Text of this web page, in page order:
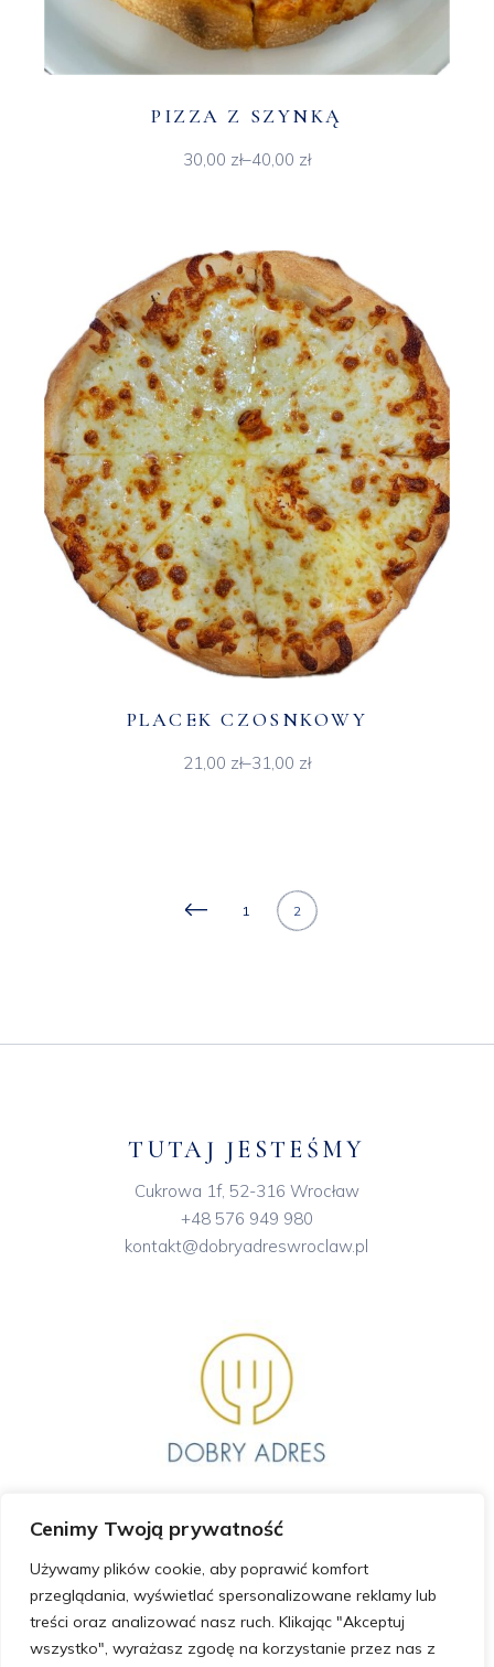
Cenimy Twoją prywatność
Używamy plików cookie, aby poprawić komfort
przeglądania, wyświetlać spersonalizowane reklamy lub
treści oraz analizować nasz ruch. Klikając "Akceptuj
wszystko", wyrażasz zgodę na korzystanie przez nas z
PIZZA Z SZYNKĄ
30,00 zł–40,00 zł
Zakres
40,00 zł
PLACEK CZOSNKOWY
21,00 zł–31,00 zł
Zakres
1 2
TUTAJ JESTEŚMY
Cukrowa 1f, 52-316 Wrocław
+48 576 949 980
kontakt@dobryadreswroclaw.pl
GODZINY OTWARCIA
Poniedziałek – Piątek 12:00 – 21:00
Sobota 12:00 – 21:00
Niedziela 12:00 – 21:00